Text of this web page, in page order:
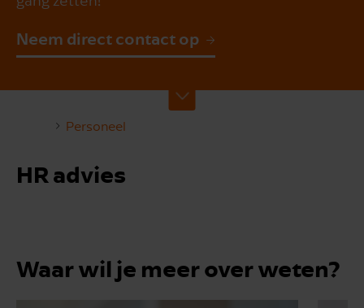
Neem direct contact op
Personeel
HR advies
Waar wil je meer over weten?